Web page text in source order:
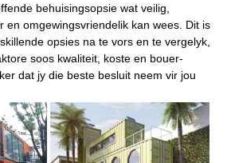
behuisingsopsie wat veilig,
en omgewingsvriendelik kan wees. Dit is
opsies na te vors en te vergelyk,
soos kwaliteit, koste en bouer-
dat jy die beste besluit neem vir jou